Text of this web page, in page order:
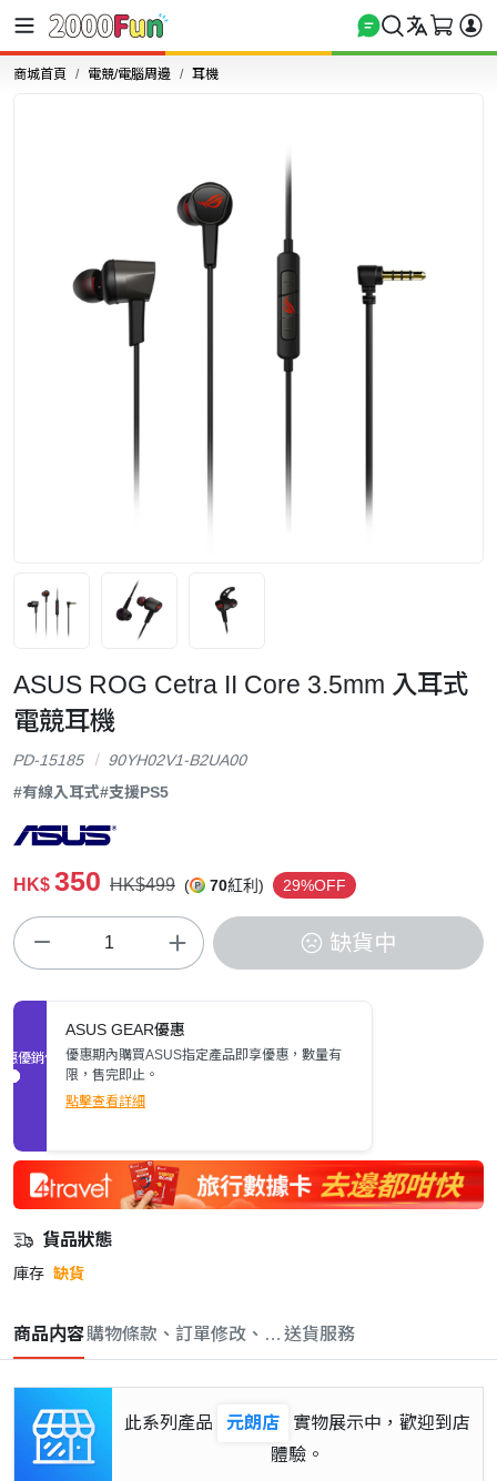
商城首頁 電競/電腦周邊 耳機
ASUS ROG Cetra II Core 3.5mm 入耳式
電競耳機
PD-15185
90YH02V1-B2UA00
#有線入耳式#支援PS5
HK$ 350 HK$499 ( 70紅利) 29%OFF
缺貨中
促銷優惠
ASUS GEAR優惠
優惠期內購買ASUS指定產品即享優惠，數量有
限，售完即止。
點擊查看詳細
貨品狀態
庫存 缺貨
商品内容購物條款、訂單修改、取消與退款政策
送貨服務
此系列產品 元朗店
實物展示中，歡迎到店
體驗。